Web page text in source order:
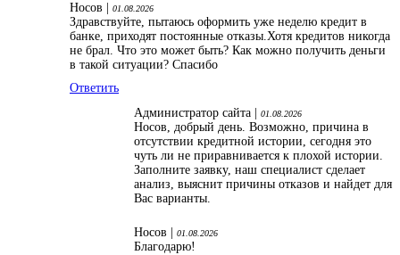
Носов | 01.08.2026
Здравствуйте, пытаюсь оформить уже неделю кредит в
банке, приходят постоянные отказы.Хотя кредитов никогда
не брал. Что это может быть? Как можно получить деньги
в такой ситуации? Спасибо
Ответить
Администратор сайта |
01.08.2026
Носов, добрый день. Возможно, причина в
отсутствии кредитной истории, сегодня это
чуть ли не приравнивается к плохой истории.
Заполните заявку, наш специалист сделает
анализ, выяснит причины отказов и найдет для
Вас варианты.
Носов | 01.08.2026
Благодарю!